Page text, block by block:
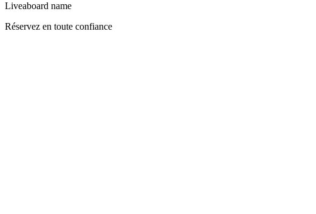
Liveaboard name
Réservez en toute confiance